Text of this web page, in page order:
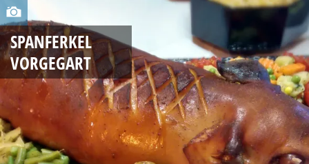
U
L
2
,
2
SPANFERKEL
VORGEGART